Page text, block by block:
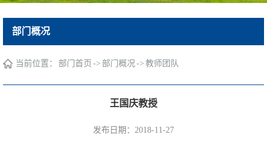
部门概况
当前位置： 部门首页 -> 部门概况-> 教师团队
王国庆教授
发布日期：2018-11-27